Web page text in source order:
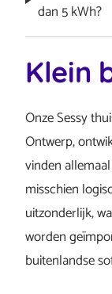
bij komen, dan
dan 5 kWh?
praktijk wordt
gebruikt. Dan
dure accu die
zonnepanelen
Klein
Onze Sessy
Ontwerp,
vinden
misschien
uitzonderlijk,
worden
buitenlandse